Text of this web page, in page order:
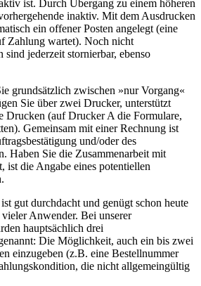
ist. Durch Übergang zu einem höheren
inaktiv. Mit dem Ausdrucken
ein offener Posten angelegt (eine
Zahlung wartet). Noch nicht
sind jederzeit stornierbar, ebenso
grundsätzlich zwischen »nur Vorgang«
Sie über zwei Drucker, unterstützt
Drucken (auf Drucker A die Formulare,
Gemeinsam mit einer Rechnung ist
und/oder des
Haben Sie die Zusammenarbeit mit
die Angabe eines potentiellen
gut durchdacht und genügt schon heute
Anwender. Bei unserer
hauptsächlich drei
Die Möglichkeit, auch ein bis zwei
einzugeben (z.B. eine Bestellnummer
die nicht allgemeingültig